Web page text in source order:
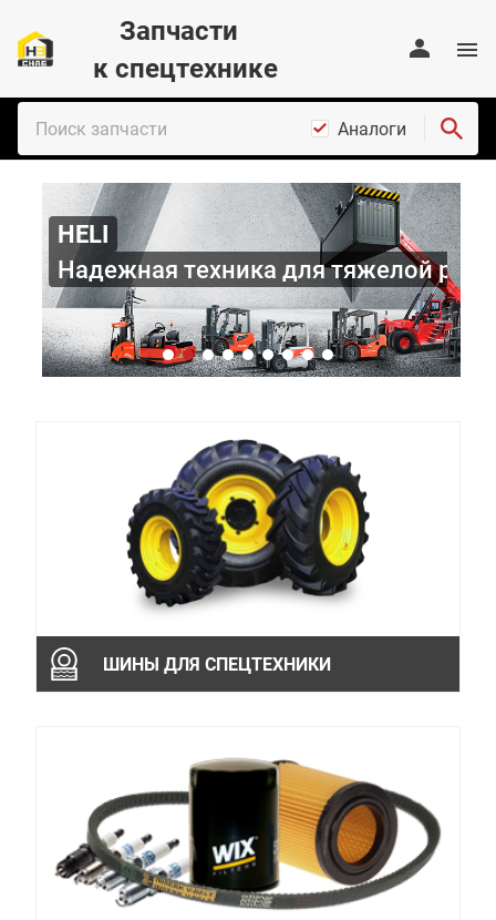
Запчасти
к спецтехнике
Аналоги
HELI
Надежная техника для тяжелой
ШИНЫ ДЛЯ СПЕЦТЕХНИКИ